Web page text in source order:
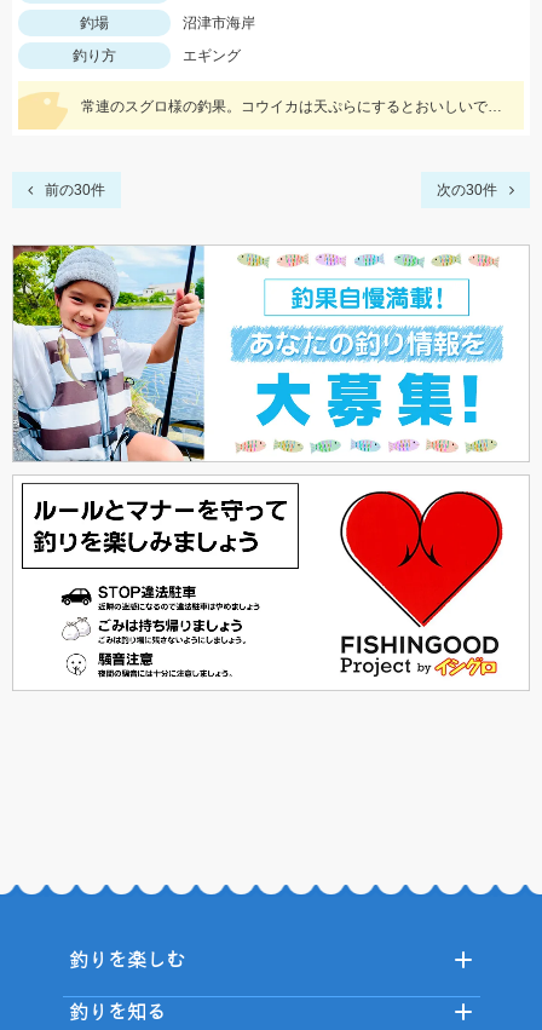
釣場
沼津市海岸
釣り方
エギング
常連のスグロ様の釣果。コウイカは天ぷらにするとおいしいです。
前の30件 次の30件
釣りを楽しむ
釣りを知る